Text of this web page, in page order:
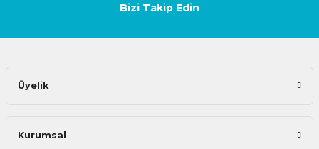
Bizi Takip Edin
Üyelik
Kurumsal